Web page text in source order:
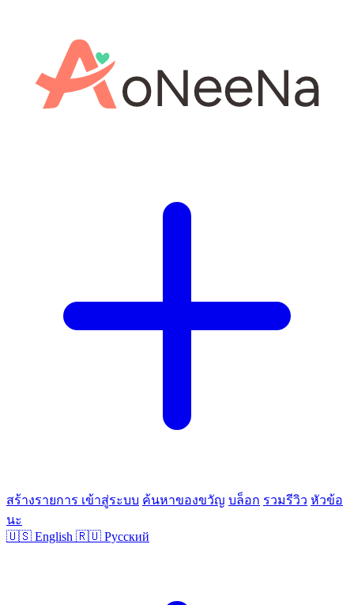
สร้างรายการ เข้าสู่ระบบ ค้นหาของขวัญ บล็อก รวมรีวิว หัวข้อ
นะ
🇺🇸 English 🇷🇺 Русский